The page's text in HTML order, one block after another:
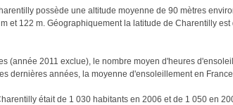
possède une altitude moyenne de 90 mètres
et 122 m. Géographiquement la latitude de Charentilly
(année 2011 exclue), le nombre moyen d'heures
dernières années, la moyenne d'ensoleillement en
était de 1 030 habitants en 2006 et de 1 050 en